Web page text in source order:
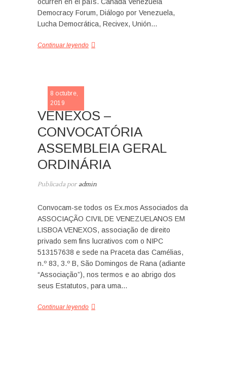
Democracy Forum, Diálogo por Venezuela,
Lucha Democrática, Recivex, Unión…
Continuar leyendo
8 octubre,
2019
VENEXOS –
CONVOCATÓRIA
ASSEMBLEIA GERAL
ORDINÁRIA
Publicada poradmin
Convocam-se todos os Ex.mos Associados da
ASSOCIAÇÃO CIVIL DE VENEZUELANOS EM
LISBOA VENEXOS, associação de direito
privado sem fins lucrativos com o NIPC
513157638 e sede na Praceta das Camélias,
n.º 83, 3.º B, São Domingos de Rana (adiante
“Associação”), nos termos e ao abrigo dos
seus Estatutos, para uma…
Continuar leyendo